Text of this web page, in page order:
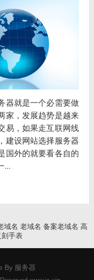
器就是一个必需要做
家，发展趋势是越来
易，如果走互联网线
建设网站选择服务器
国外的就要看各自的
...
域名 老域名 备案老域名 高
刻手表
By 服务器